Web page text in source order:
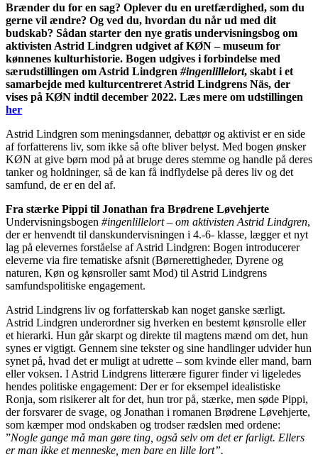
Brænder du for en sag? Oplever du en uretfærdighed, som du
gerne vil ændre? Og ved du, hvordan du når ud med dit
budskab? Sådan starter den nye gratis undervisningsbog om
aktivisten Astrid Lindgren udgivet af KØN – museum for
kønnenes kulturhistorie. Bogen udgives i forbindelse med
særudstillingen om Astrid Lindgren #ingenlillelort, skabt i et
samarbejde med kulturcentreret Astrid Lindgrens Näs, der
vises på KØN indtil december 2022. Læs mere om udstillingen
her
Astrid Lindgren som meningsdanner, debattør og aktivist er en side
af forfatterens liv, som ikke så ofte bliver belyst. Med bogen ønsker
KØN at give børn mod på at bruge deres stemme og handle på deres
tanker og holdninger, så de kan få indflydelse på deres liv og det
samfund, de er en del af.
Fra stærke Pippi til Jonathan fra Brødrene Løvehjerte
Undervisningsbogen #ingenlillelort – om aktivisten Astrid Lindgren,
der er henvendt til danskundervisningen i 4.-6- klasse, lægger et nyt
lag på elevernes forståelse af Astrid Lindgren: Bogen introducerer
eleverne via fire tematiske afsnit (Børnerettigheder, Dyrene og
naturen, Køn og kønsroller samt Mod) til Astrid Lindgrens
samfundspolitiske engagement.
Astrid Lindgrens liv og forfatterskab kan noget ganske særligt.
Astrid Lindgren underordner sig hverken en bestemt kønsrolle eller
et hierarki. Hun går skarpt og direkte til magtens mænd om det, hun
synes er vigtigt. Gennem sine tekster og sine handlinger udvider hun
synet på, hvad det er muligt at udrette – som kvinde eller mand, barn
eller voksen. I Astrid Lindgrens litterære figurer finder vi ligeledes
hendes politiske engagement: Der er for eksempel idealistiske
Ronja, som risikerer alt for det, hun tror på, stærke, men søde Pippi,
der forsvarer de svage, og Jonathan i romanen Brødrene Løvehjerte,
som kæmper mod ondskaben og trodser rædslen med ordene:
”Nogle gange må man gøre ting, også selv om det er farligt. Ellers
er man ikke et menneske, men bare en lille lort”.